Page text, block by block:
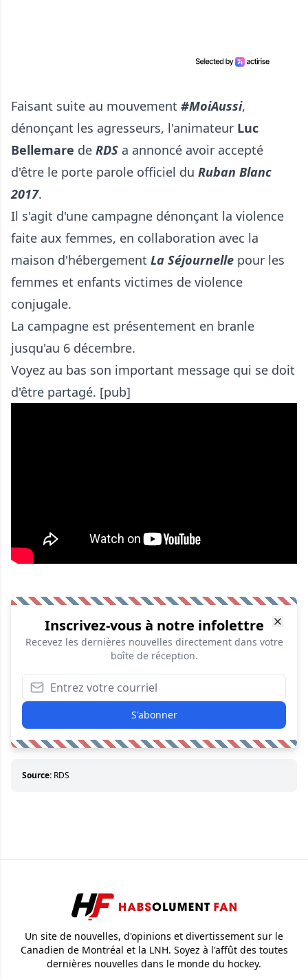
Faisant suite au mouvement #MoiAussi,
dénonçant les agresseurs, l'animateur Luc
Bellemare de RDS a annoncé avoir accepté
d'être le porte parole officiel du Ruban Blanc
2017.
Il s'agit d'une campagne dénonçant la violence
faite aux femmes, en collaboration avec la
maison d'hébergement La Séjournelle pour les
femmes et enfants victimes de violence
conjugale.
La campagne est présentement en branle
jusqu'au 6 décembre.
Voyez au bas son important message qui se doit
d'être partagé. [pub]
Inscrivez-vous à notre infolettre
Recevez les dernières nouvelles directement dans votre
boîte de réception.
S'abonner
Source: RDS
Un site de nouvelles, d'opinions et divertissement sur le
Canadien de Montréal et la LNH. Soyez à l'affût des toutes
dernières nouvelles dans le monde du hockey.